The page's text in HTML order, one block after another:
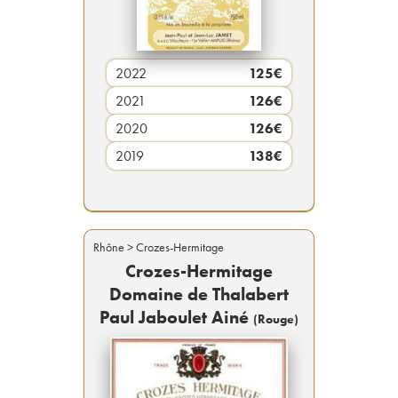
2022 125€
2021
126€
2020
126€
2019
138€
Rhône > Crozes-Hermitage
Crozes-Hermitage
Domaine de Thalabert
Paul Jaboulet Ainé (Rouge)